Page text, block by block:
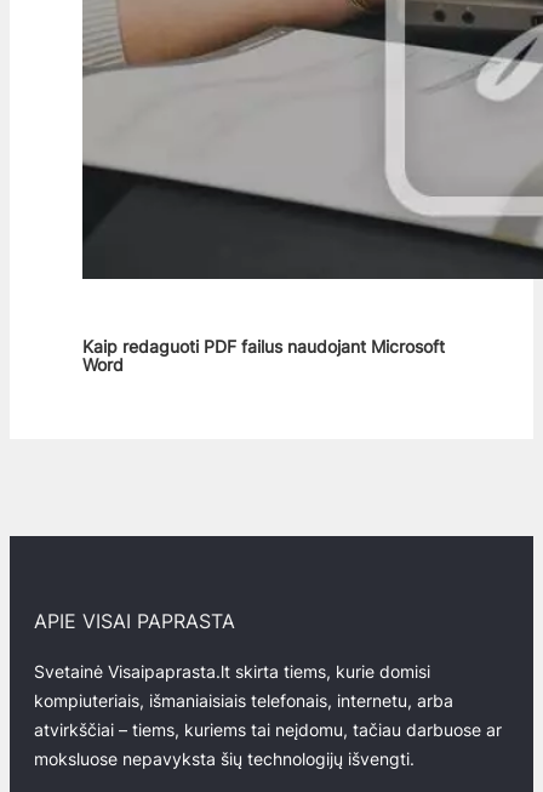
Kaip redaguoti PDF failus naudojant Microsoft
Word
APIE VISAI PAPRASTA
Svetainė Visaipaprasta.lt skirta tiems, kurie domisi
kompiuteriais, išmaniaisiais telefonais, internetu, arba
atvirkščiai – tiems, kuriems tai neįdomu, tačiau darbuose ar
moksluose nepavyksta šių technologijų išvengti.